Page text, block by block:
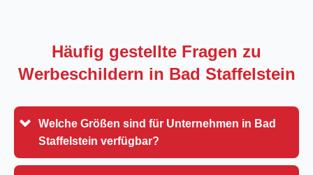
Häufig gestellte Fragen zu
Werbeschildern in Bad Staffelstein
Welche Größen sind für Unternehmen in Bad
Staffelstein verfügbar?